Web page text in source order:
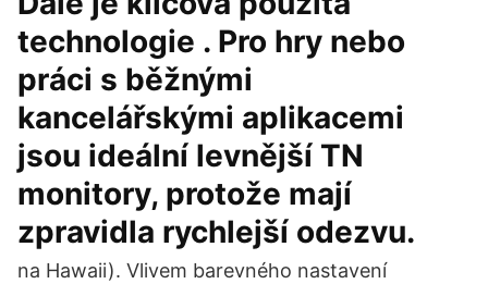
technologie . Pro hry nebo
práci s běžnými
kancelářskými aplikacemi
jsou ideální levnější TN
monitory, protože mají
zpravidla rychlejší odezvu.
na Hawaii). Vlivem barevného nastavení